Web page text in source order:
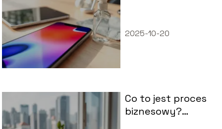
2025-10-20
Co to jest proces
biznesowy?